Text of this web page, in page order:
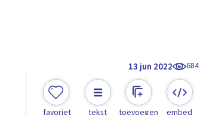
13 jun 2022 684